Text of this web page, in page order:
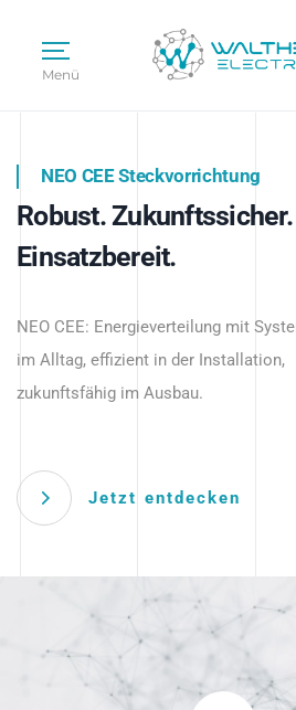
Menü
Intelligente
beginnt
NEO CEE Steckvorrichtung
Robust. Zukunftssicher.
Einsatzbereit.
NEO CEE: Energieverteilung mit
im Alltag, effizient in der Installation,
zukunftsfähig im Ausbau.
Jetzt entdecken
Intelligenz trifft Energie.
Anwendungen – robust, IP-geschützt
zukunftsfähig.